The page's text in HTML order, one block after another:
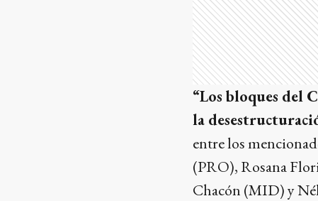
“Los bloques del
la
entre los
(PRO), Rosana
Chacón (MID) y